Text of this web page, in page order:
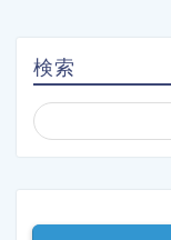
検索